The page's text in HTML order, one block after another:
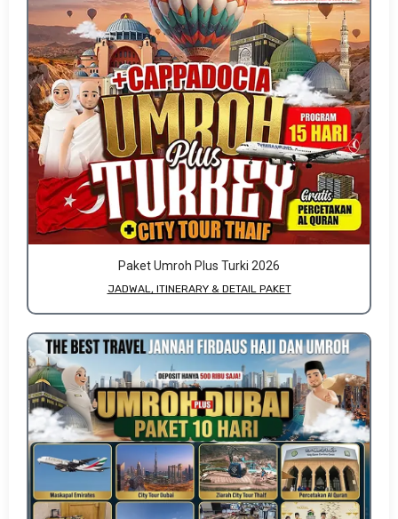
Paket Umroh Plus Turki 2026
JADWAL, ITINERARY & DETAIL PAKET